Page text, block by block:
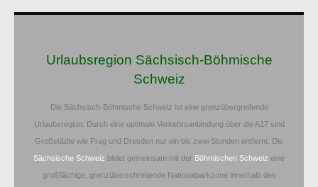
Urlaubsregion Sächsisch-Böhmische
Schweiz
Die Sächsisch-Böhmische Schweiz ist eine grenzübergreifende
Urlaubsregion. Durch eine optimale Verkehrsanbindung über die A17 sind
Großstädte wie Prag und Dresden nur ein bis zwei Stunden entfernt. Die
Sächsische Schweiz bildet gemeinsam mit der Böhmischen Schweiz eine
großflächige, grenzüberschreitende Nationalparkzone innerhalb des